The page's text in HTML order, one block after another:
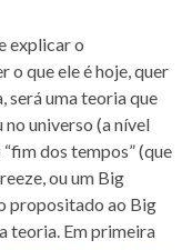
explicar o
o que ele é hoje, quer
será uma teoria que
universo (a nível
dos tempos” (que
ou um Big
propositado ao Big
teoria. Em primeira